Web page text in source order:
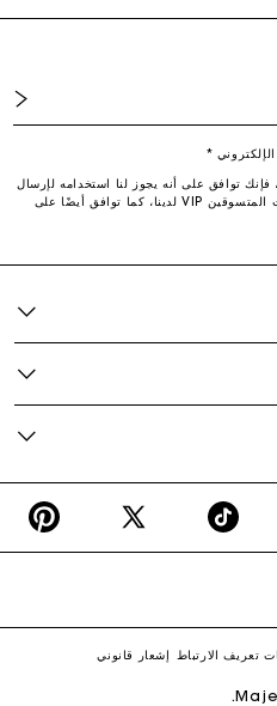
*
توافق على أنه يجوز لنا استخدامه لإرسال
أخبارنا وعروضنا التجارية ودعواتنا إلى مبيعات المتسوقين VIP لدينا، كما توافق أيضًا على
TikTok
X
Maje
تعريف الارتباط إشعار قانوني